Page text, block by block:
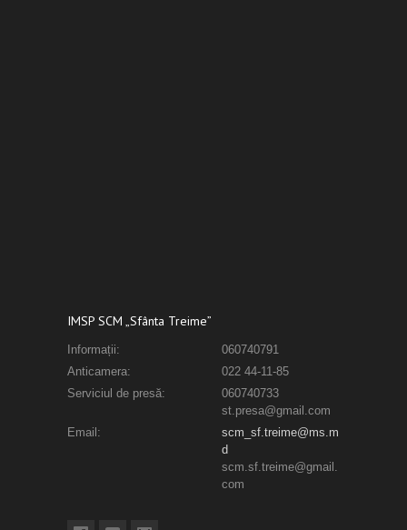
IMSP SCM „Sfânta Treime”
Informații:
060740791
Anticamera:
022 44-11-85
Serviciul de presă:
060740733
st.presa@gmail.com
Email:
scm_sf.treime@ms.m
d
scm.sf.treime@gmail.
com